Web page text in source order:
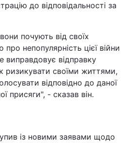
до відповідальності за
почують від своїх
про непопулярність цієї війни
виправдовує відправку
ризикувати своїми життями,
відповідно до даної
присяги", - сказав він.
із новими заявами щодо